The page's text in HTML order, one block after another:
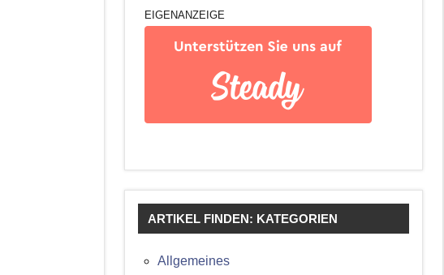
EIGENANZEIGE
ARTIKEL FINDEN: KATEGORIEN
Allgemeines